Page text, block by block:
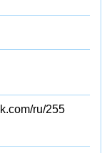
ru/255